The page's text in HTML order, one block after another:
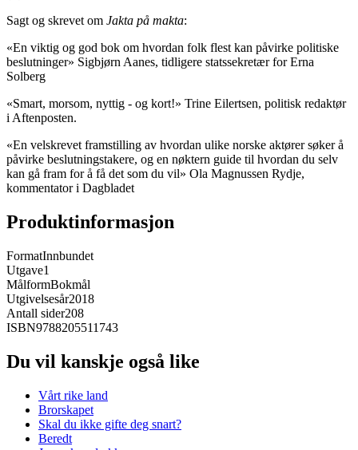
Sagt og skrevet om Jakta på makta:
«En viktig og god bok om hvordan folk flest kan påvirke politiske
beslutninger» Sigbjørn Aanes, tidligere statssekretær for Erna
Solberg
«Smart, morsom, nyttig - og kort!» Trine Eilertsen, politisk redaktør
i Aftenposten.
«En velskrevet framstilling av hvordan ulike norske aktører søker å
påvirke beslutningstakere, og en nøktern guide til hvordan du selv
kan gå fram for å få det som du vil» Ola Magnussen Rydje,
kommentator i Dagbladet
Produktinformasjon
FormatInnbundet
Utgave1
MålformBokmål
Utgivelsesår2018
Antall sider208
ISBN9788205511743
Du vil kanskje også like
Vårt rike land
Brorskapet
Skal du ikke gifte deg snart?
Beredt